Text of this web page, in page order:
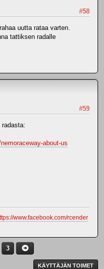
#58
uutta rataa varten.
tattiksen radalle
#59
about-us
www.facebook.com/rcender
3
KÄYTTÄJÄN TOIMET